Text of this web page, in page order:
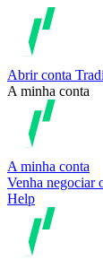
Abrir conta
A minha conta
A minha conta
Venha negociar
Help